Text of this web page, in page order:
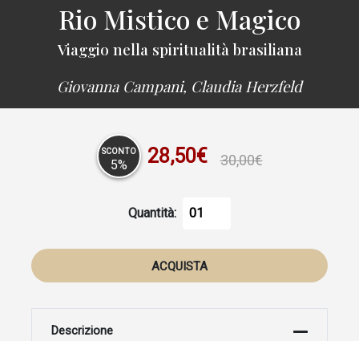
Rio Mistico e Magico
Viaggio nella spiritualità brasiliana
Giovanna Campani, Claudia Herzfeld
SCONTO
5% 28,50€ 30,00€
Quantità:
ACQUISTA
Descrizione